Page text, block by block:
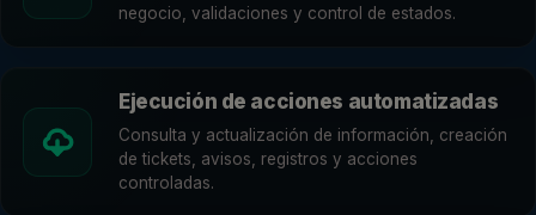
negocio, validaciones y control de estados.
Ejecución de acciones automatizadas
Consulta y actualización de información, creación
de tickets, avisos, registros y acciones
controladas.